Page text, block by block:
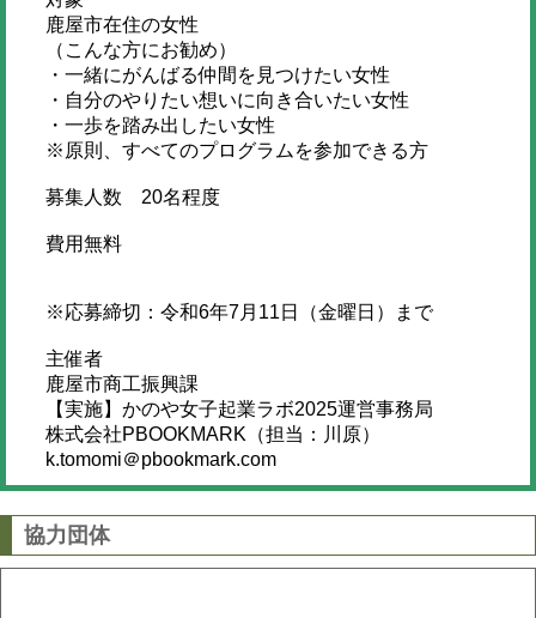
鹿屋市在住の女性
（こんな方にお勧め）
・一緒にがんばる仲間を見つけたい女性
・自分のやりたい想いに向き合いたい女性
・一歩を踏み出したい女性
※原則、すべてのプログラムを参加できる方
募集人数 20名程度
費用無料
※応募締切：令和6年7月11日（金曜日）まで
主催者
鹿屋市商工振興課
【実施】かのや女子起業ラボ2025運営事務局
株式会社PBOOKMARK（担当：川原）
k.tomomi＠pbookmark.com
協力団体